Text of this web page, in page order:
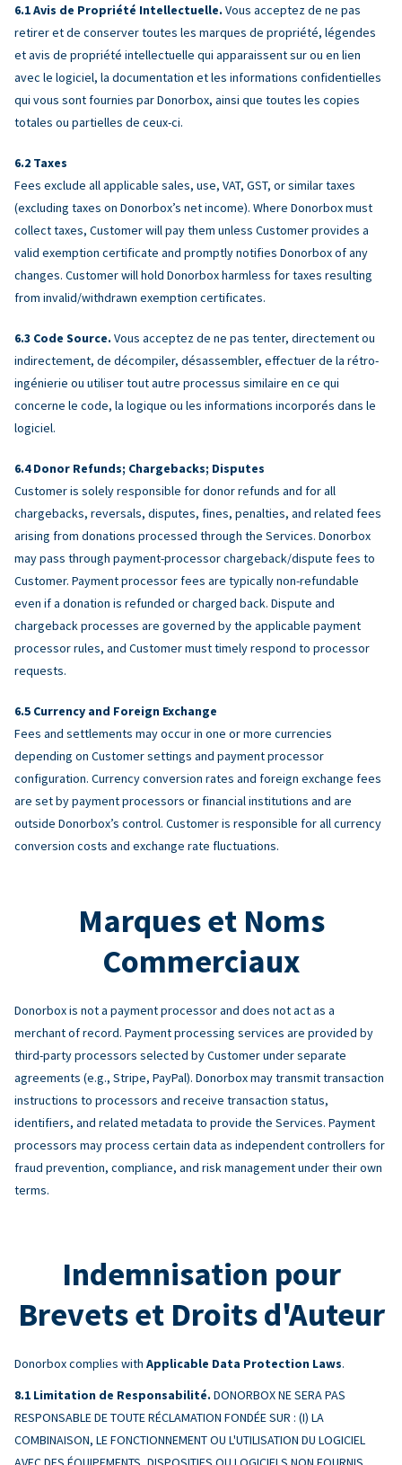
Avis de Propriété Intellectuelle. Vous acceptez de ne pas
retirer et de conserver toutes les marques de propriété, légendes
et avis de propriété intellectuelle qui apparaissent sur ou en lien
avec le logiciel, la documentation et les informations confidentielles
qui vous sont fournies par Donorbox, ainsi que toutes les copies
totales ou partielles de ceux-ci.
Taxes
Fees exclude all applicable sales, use, VAT, GST, or similar taxes
(excluding taxes on Donorbox’s net income). Where Donorbox must
collect taxes, Customer will pay them unless Customer provides a
valid exemption certificate and promptly notifies Donorbox of any
changes. Customer will hold Donorbox harmless for taxes resulting
from invalid/withdrawn exemption certificates.
Code Source. Vous acceptez de ne pas tenter, directement ou
indirectement, de décompiler, désassembler, effectuer de la rétro-
ingénierie ou utiliser tout autre processus similaire en ce qui
concerne le code, la logique ou les informations incorporés dans le
logiciel.
Donor Refunds; Chargebacks; Disputes
Customer is solely responsible for donor refunds and for all
chargebacks, reversals, disputes, fines, penalties, and related fees
arising from donations processed through the Services. Donorbox
may pass through payment-processor chargeback/dispute fees to
Customer. Payment processor fees are typically non-refundable
even if a donation is refunded or charged back. Dispute and
chargeback processes are governed by the applicable payment
processor rules, and Customer must timely respond to processor
requests.
Currency and Foreign Exchange
Fees and settlements may occur in one or more currencies
depending on Customer settings and payment processor
configuration. Currency conversion rates and foreign exchange fees
are set by payment processors or financial institutions and are
outside Donorbox’s control. Customer is responsible for all currency
conversion costs and exchange rate fluctuations.
Marques et Noms
Commerciaux
Donorbox is not a payment processor and does not act as a
merchant of record. Payment processing services are provided by
third-party processors selected by Customer under separate
agreements (e.g., Stripe, PayPal). Donorbox may transmit transaction
instructions to processors and receive transaction status,
identifiers, and related metadata to provide the Services. Payment
processors may process certain data as independent controllers for
fraud prevention, compliance, and risk management under their own
terms.
Indemnisation pour
Brevets et Droits d'Auteur
Donorbox complies with Applicable Data Protection Laws.
Limitation de Responsabilité. DONORBOX NE SERA PAS
RESPONSABLE DE TOUTE RÉCLAMATION FONDÉE SUR : (I) LA
COMBINAISON, LE FONCTIONNEMENT OU L'UTILISATION DU LOGICIEL